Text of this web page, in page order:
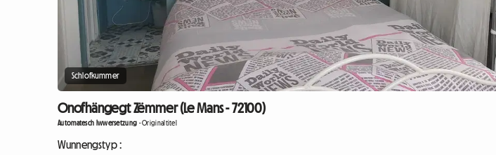
Schlofkummer
Onofhängegt Zëmmer (Le Mans - 72100)
Automatesch Iwwersetzung -Originaltitel
Wunnengstyp :